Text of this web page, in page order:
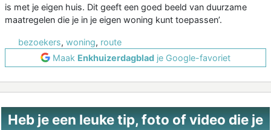
is met je eigen huis. Dit geeft een goed beeld van duurzame
maatregelen die je in je eigen woning kunt toepassen’.
bezoekers, woning, route
Maak Enkhuizerdagblad je Google-favoriet
Heb je een leuke tip, foto of video die je